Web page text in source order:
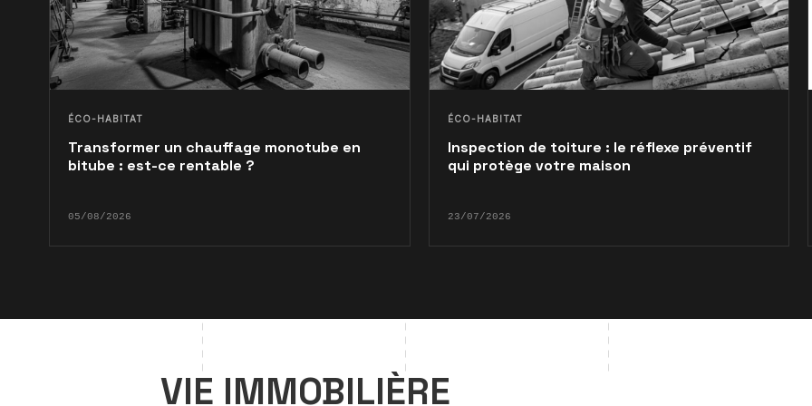
ÉCO-HABITAT
Transformer un chauffage monotube en
bitube : est-ce rentable ?
05/08/2026
ÉCO-HABITAT
Inspection de toiture : le réflexe préventif
qui protège votre maison
23/07/2026
VIE IMMOBILIÈRE